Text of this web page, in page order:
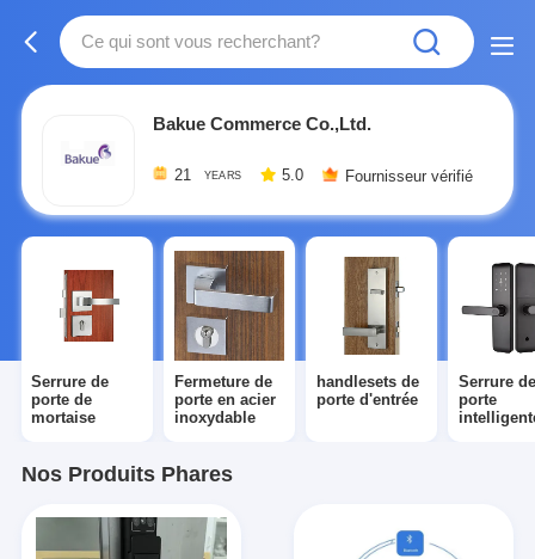
Bakue Commerce Co.,Ltd.
21 YEARS 5.0 Fournisseur vérifié
Serrure de
porte de
mortaise
Fermeture de
porte en acier
inoxydable
handlesets de
porte d'entrée
Serrure
porte
Nos Produits Phares